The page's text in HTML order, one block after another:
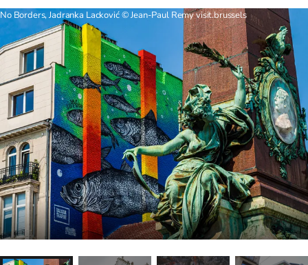
No Borders, Jadranka Lacković © Jean-Paul Remy visit.brussels